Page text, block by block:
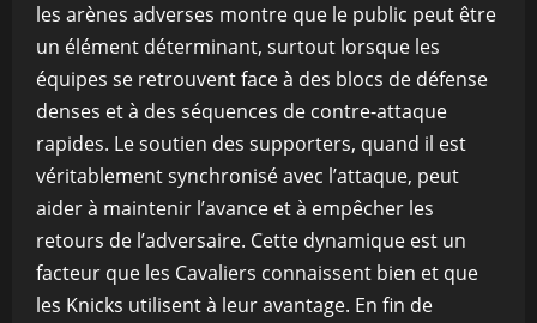
les arènes adverses montre que le public peut être
un élément déterminant, surtout lorsque les
équipes se retrouvent face à des blocs de défense
denses et à des séquences de contre-attaque
rapides. Le soutien des supporters, quand il est
véritablement synchronisé avec l’attaque, peut
aider à maintenir l’avance et à empêcher les
retours de l’adversaire. Cette dynamique est un
facteur que les Cavaliers connaissent bien et que
les Knicks utilisent à leur avantage. En fin de